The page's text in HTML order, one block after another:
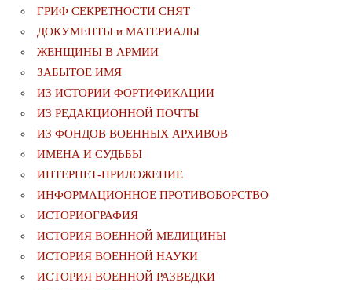
ГРИФ СЕКРЕТНОСТИ СНЯТ
ДОКУМЕНТЫ и МАТЕРИАЛЫ
ЖЕНЩИНЫ В АРМИИ
ЗАБЫТОЕ ИМЯ
ИЗ ИСТОРИИ ФОРТИФИКАЦИИ
ИЗ РЕДАКЦИОННОЙ ПОЧТЫ
ИЗ ФОНДОВ ВОЕННЫХ АРХИВОВ
ИМЕНА И СУДЬБЫ
ИНТЕРНЕТ-ПРИЛОЖЕНИЕ
ИНФОРМАЦИОННОЕ ПРОТИВОБОРСТВО
ИСТОРИОГРАФИЯ
ИСТОРИЯ ВОЕННОЙ МЕДИЦИНЫ
ИСТОРИЯ ВОЕННОЙ НАУКИ
ИСТОРИЯ ВОЕННОЙ РАЗВЕДКИ